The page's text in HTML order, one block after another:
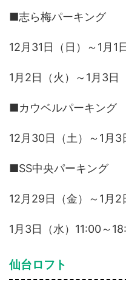
■志ら梅パーキング
12月31日（日）～1月
1月2日（火）～1月3
■カウベルパーキング
12月30日（土）～1月
■SS中央パーキング
12月29日（金）～1月
1月3日（水）11:00～
仙台ロフト